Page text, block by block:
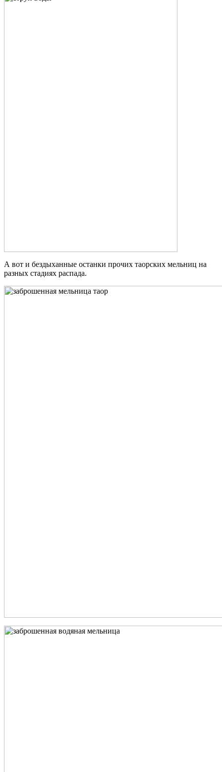
А вот и бездыханные останки прочих таорских мельниц на
разных стадиях распада.